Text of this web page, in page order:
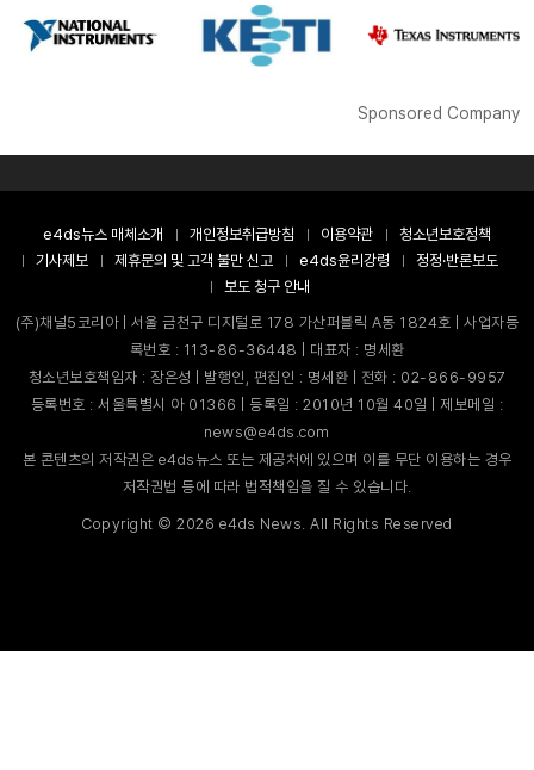
Sponsored Company
e4ds뉴스 매체소개 개인정보취급방침 이용약관
청소년보호정책
기사제보
제휴문의 및 고객 불만 신고 e4ds윤리강령
정정·반론보도
보도 청구 안내
(주)채널5코리아 | 서울 금천구 디지털로 178 가산퍼블릭 A동 1824호 | 사업자등
록번호 : 113-86-36448 | 대표자 : 명세환
청소년보호책임자 : 장은성 | 발행인, 편집인 : 명세환 | 전화 : 02-866-9957
등록번호 : 서울특별시 아 01366 | 등록일 : 2010년 10월 40일 | 제보메일 :
news@e4ds.com
본 콘텐츠의 저작권은 e4ds뉴스 또는 제공처에 있으며 이를 무단 이용하는 경우
저작권법 등에 따라 법적책임을 질 수 있습니다.
Copyright ©2026 e4ds News. All Rights Reserved